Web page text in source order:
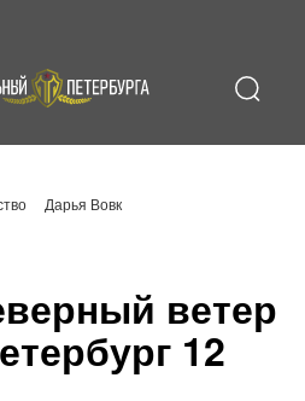
Дарья Вовк
ветер
12